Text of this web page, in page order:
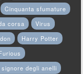
Cinquanta sfumature
corsa
Virus
Harry Potter
signore degli anelli